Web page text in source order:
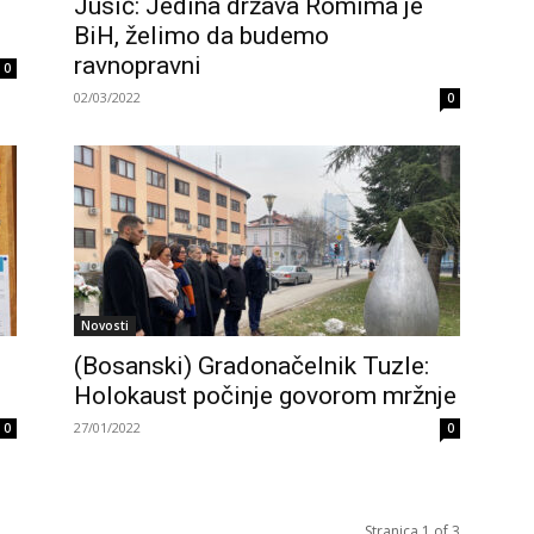
0
Jusić: Jedina država Romima je
BiH, želimo da budemo
ravnopravni
02/03/2022 0
0
Novosti
(Bosanski) Gradonačelnik Tuzle:
Holokaust počinje govorom mržnje
27/01/2022 0